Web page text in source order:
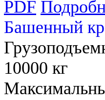
PDF
Башенный
10000 кг